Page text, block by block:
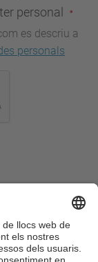
personal
es descriu a
personals